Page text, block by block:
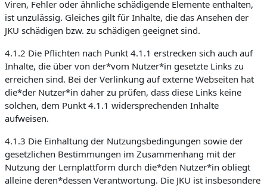
Viren, Fehler oder ähnliche schädigende Elemente enthalten,
ist unzulässig. Gleiches gilt für Inhalte, die das Ansehen der
JKU schädigen bzw. zu schädigen geeignet sind.
4.1.2 Die Pflichten nach Punkt 4.1.1 erstrecken sich auch auf
Inhalte, die über von der*vom Nutzer*in gesetzte Links zu
erreichen sind. Bei der Verlinkung auf externe Webseiten hat
die*der Nutzer*in daher zu prüfen, dass diese Links keine
solchen, dem Punkt 4.1.1 widersprechenden Inhalte
aufweisen.
4.1.3 Die Einhaltung der Nutzungsbedingungen sowie der
gesetzlichen Bestimmungen im Zusammenhang mit der
Nutzung der Lernplattform durch die*den Nutzer*in obliegt
alleine deren*dessen Verantwortung. Die JKU ist insbesondere